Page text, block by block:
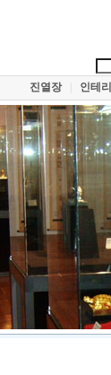
진열장 인테